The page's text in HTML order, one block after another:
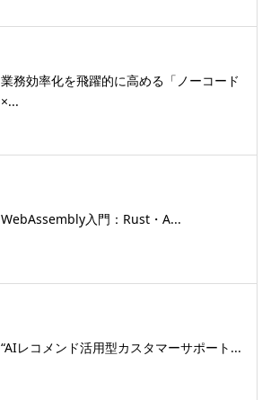
業務効率化を飛躍的に高める「ノーコード
×...
WebAssembly入門：Rust・A...
“AIレコメンド活用型カスタマーサポート...